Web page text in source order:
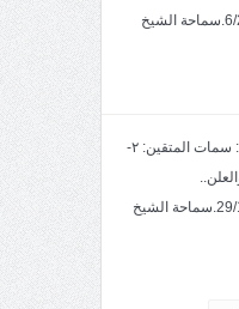
بتاريخ6/2/1447.سماحة الشيخ
خطبة الجمعة: سمات المتقين: ٢-
بتاريخ29/1/1446.سماحة الشيخ